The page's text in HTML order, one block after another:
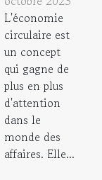
L'économie
circulaire est
un concept
qui gagne de
plus en plus
d'attention
dans le
monde des
affaires. Elle...